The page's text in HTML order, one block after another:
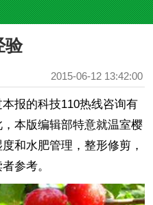
验
2015-06-12 13:42:00
报的科技110热线咨询有
本版编辑部特意就温室樱
和水肥管理，整形修剪，
参考。